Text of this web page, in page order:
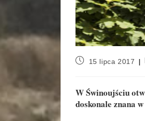
15 lipca 2017
W Świnoujściu
doskonale znana